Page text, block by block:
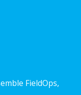
FieldOps,